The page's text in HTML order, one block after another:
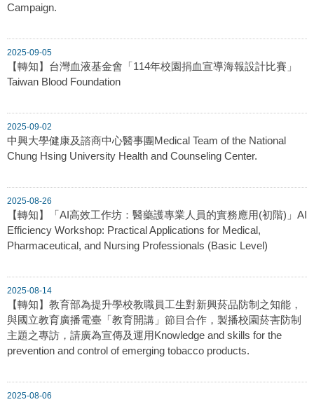
Campaign.
2025-09-05
【轉知】台灣血液基金會「114年校園捐血宣導海報設計比賽」
Taiwan Blood Foundation
2025-09-02
中興大學健康及諮商中心醫事團Medical Team of the National
Chung Hsing University Health and Counseling Center.
2025-08-26
【轉知】「AI高效工作坊：醫藥護專業人員的實務應用(初階)」AI
Efficiency Workshop: Practical Applications for Medical,
Pharmaceutical, and Nursing Professionals (Basic Level)
2025-08-14
【轉知】教育部為提升學校教職員工生對新興菸品防制之知能，
與國立教育廣播電臺「教育開講」節目合作，製播校園菸害防制
主題之專訪，請廣為宣傳及運用Knowledge and skills for the
prevention and control of emerging tobacco products.
2025-08-06